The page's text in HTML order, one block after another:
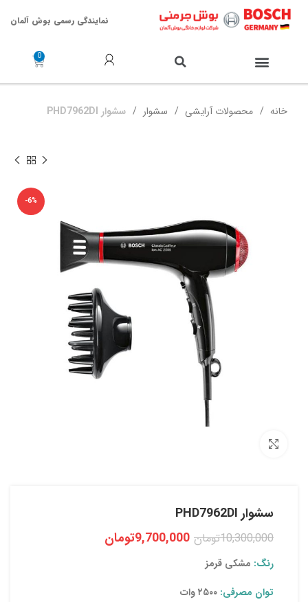
نمایندگی رسمی بوش آلمان
خانه محصولات آرایشی سشوار سشوار PHD7962DI
-6%
سشوار PHD7962DI
10,300,000تومان 9,700,000تومان
رنگ: مشکی قرمز
توان مصرفی: